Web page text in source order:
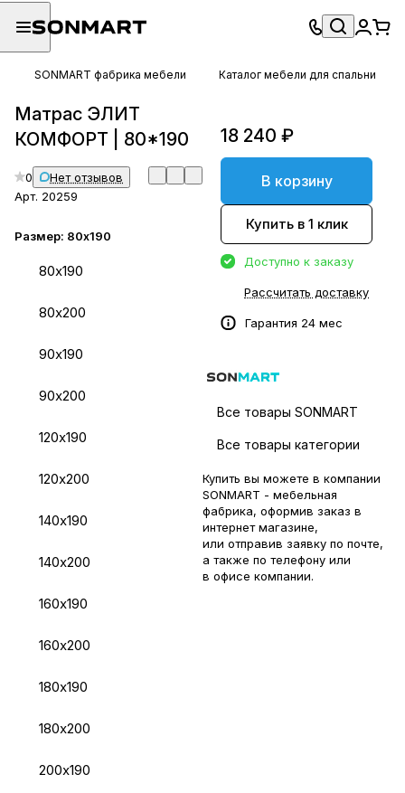
SONMART фабрика мебели Каталог мебели для спальни
Матрас ЭЛИТ
КОМФОРТ | 80*190
0
Нет отзывов
Арт. 20259
Размер: 80х190
80х190
80х200
90х190
90х200
120х190
120х200
140х190
140х200
160х190
160х200
180х190
180х200
200х190
18 240 ₽
В корзину
Купить в 1 клик
Доступно к заказу
Рассчитать доставку
Гарантия 24 мес
Все товары SONMART
Все товары категории
Купить вы можете в компании
SONMART - мебельная
фабрика, оформив заказ в
интернет магазине,
или отправив заявку по почте,
а также по телефону или
в офисе компании.